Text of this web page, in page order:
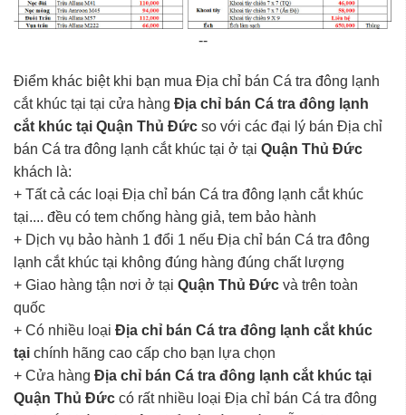
--
Điểm khác biệt khi bạn mua Địa chỉ bán Cá tra đông lạnh
cắt khúc tại tại cửa hàng Địa chỉ bán Cá tra đông lạnh
cắt khúc tại Quận Thủ Đức so với các đại lý bán Địa chỉ
bán Cá tra đông lạnh cắt khúc tại ở tại Quận Thủ Đức
khách là:
+ Tất cả các loại Địa chỉ bán Cá tra đông lạnh cắt khúc
tại.... đều có tem chống hàng giả, tem bảo hành
+ Dịch vụ bảo hành 1 đổi 1 nếu Địa chỉ bán Cá tra đông
lạnh cắt khúc tại không đúng hàng đúng chất lượng
+ Giao hàng tận nơi ở tại Quận Thủ Đức và trên toàn
quốc
+ Có nhiều loại Địa chỉ bán Cá tra đông lạnh cắt khúc
tại chính hãng cao cấp cho bạn lựa chọn
+ Cửa hàng Địa chỉ bán Cá tra đông lạnh cắt khúc tại
Quận Thủ Đức có rất nhiều loại Địa chỉ bán Cá tra đông